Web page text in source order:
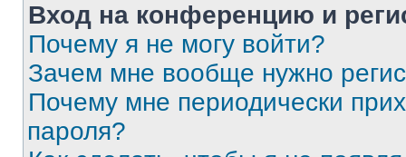
Вход на конференцию и
Почему я не могу войти?
Зачем мне вообще нужно
Почему мне периодически
пароля?